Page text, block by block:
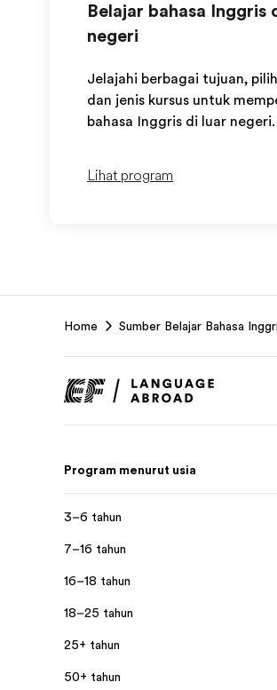
Belajar bahasa Inggris
negeri
Jelajahi berbagai tujuan,
dan jenis kursus untuk
bahasa Inggris di luar negeri.
Lihat program
Home Sumber Belajar Bahasa
Program menurut usia
3–6 tahun
7–16 tahun
16–18 tahun
18–25 tahun
25+ tahun
50+ tahun